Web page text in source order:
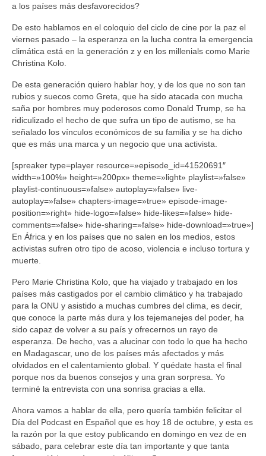
a los países más desfavorecidos?
De esto hablamos en el coloquio del ciclo de cine por la paz el
viernes pasado – la esperanza en la lucha contra la emergencia
climática está en la generación z y en los millenials como Marie
Christina Kolo.
De esta generación quiero hablar hoy, y de los que no son tan
rubios y suecos como Greta, que ha sido atacada con mucha
saña por hombres muy poderosos como Donald Trump, se ha
ridiculizado el hecho de que sufra un tipo de autismo, se ha
señalado los vínculos económicos de su familia y se ha dicho
que es más una marca y un negocio que una activista.
[spreaker type=player resource=»episode_id=41520691″
width=»100%» height=»200px» theme=»light» playlist=»false»
playlist-continuous=»false» autoplay=»false» live-
autoplay=»false» chapters-image=»true» episode-image-
position=»right» hide-logo=»false» hide-likes=»false» hide-
comments=»false» hide-sharing=»false» hide-download=»true»]
En África y en los países que no salen en los medios, estos
activistas sufren otro tipo de acoso, violencia e incluso tortura y
muerte.
Pero Marie Christina Kolo, que ha viajado y trabajado en los
países más castigados por el cambio climático y ha trabajado
para la ONU y asistido a muchas cumbres del clima, es decir,
que conoce la parte más dura y los tejemanejes del poder, ha
sido capaz de volver a su país y ofrecernos un rayo de
esperanza. De hecho, vas a alucinar con todo lo que ha hecho
en Madagascar, uno de los países más afectados y más
olvidados en el calentamiento global. Y quédate hasta el final
porque nos da buenos consejos y una gran sorpresa. Yo
terminé la entrevista con una sonrisa gracias a ella.
Ahora vamos a hablar de ella, pero quería también felicitar el
Día del Podcast en Español que es hoy 18 de octubre, y esta es
la razón por la que estoy publicando en domingo en vez de en
sábado, para celebrar este día tan importante y que tanta